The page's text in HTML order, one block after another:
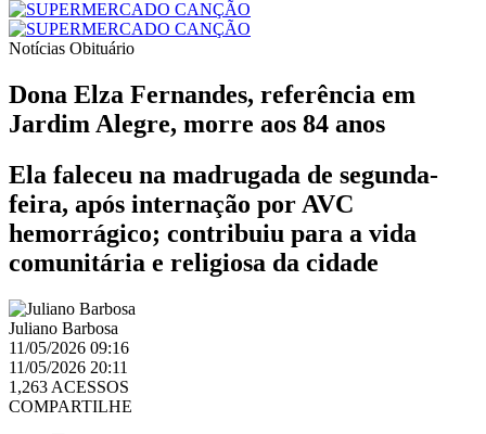
Notícias Obituário
Dona Elza Fernandes, referência em
Jardim Alegre, morre aos 84 anos
Ela faleceu na madrugada de segunda-
feira, após internação por AVC
hemorrágico; contribuiu para a vida
comunitária e religiosa da cidade
Juliano Barbosa
11/05/2026 09:16
11/05/2026 20:11
1,263 ACESSOS
COMPARTILHE